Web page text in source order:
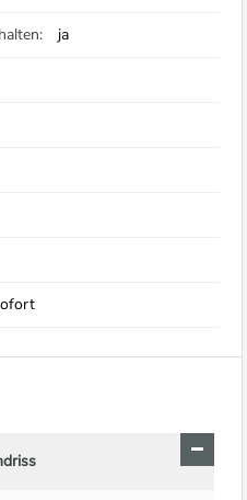
ja